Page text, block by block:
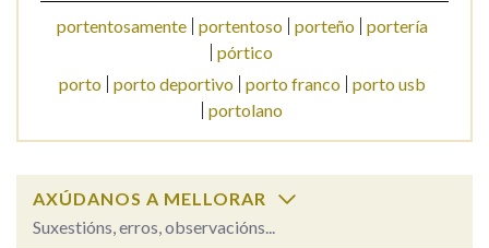
Nos exemplos
portentosamente portentoso porteño
portería
pórtico
porto
porto deportivo porto franco
porto usb
portolano
AXÚDANOS A MELLORAR
Suxestións, erros, observacións...